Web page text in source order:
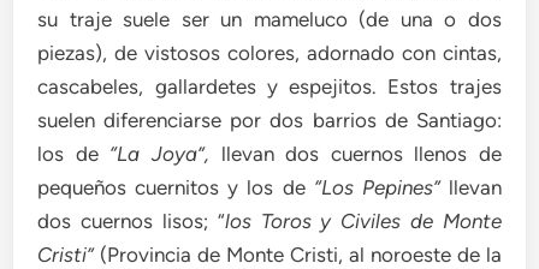
su traje suele ser un mameluco (de una o dos
piezas), de vistosos colores, adornado con cintas,
cascabeles, gallardetes y espejitos. Estos trajes
suelen diferenciarse por dos barrios de Santiago:
los de “La Joya”, llevan dos cuernos llenos de
pequeños cuernitos y los de “Los Pepines”llevan
dos cuernos lisos; “los Toros y Civiles de Monte
Cristi”(Provincia de Monte Cristi, al noroeste de la